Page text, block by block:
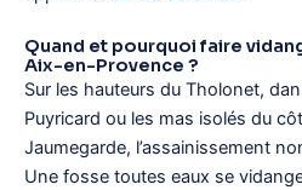
Quand et pourquoi faire
Aix-en-Provence ?
Sur les hauteurs du Tholonet,
Puyricard ou les mas isolés du
Jaumegarde, l’assainissement
Une fosse toutes eaux se